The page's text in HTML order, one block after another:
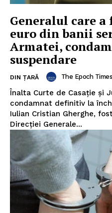
Un
FREEDOM
PRESShub
Despre noi / Echipa
Proiecte editoriale
Rețea
Contact
Generalul care a
euro din banii
Armatei,
suspendare
DIN ȚARĂ The Epoch
Înalta Curte de Casaţie şi
condamnat definitiv la
Iulian Cristian Gherghe,
Direcţiei Generale...